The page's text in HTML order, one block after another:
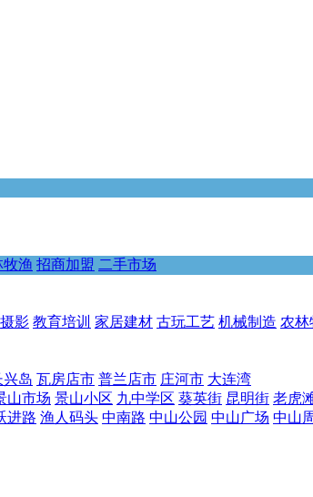
牧渔 招商加盟 二手市场
影 教育培训 家居建材 古玩工艺 机械制造 农林
兴岛 瓦房店市 普兰店市 庄河市 大连湾
山市场 景山小区 九中学区 葵英街 昆明街 老虎
进路 渔人码头 中南路 中山公园 中山广场 中山